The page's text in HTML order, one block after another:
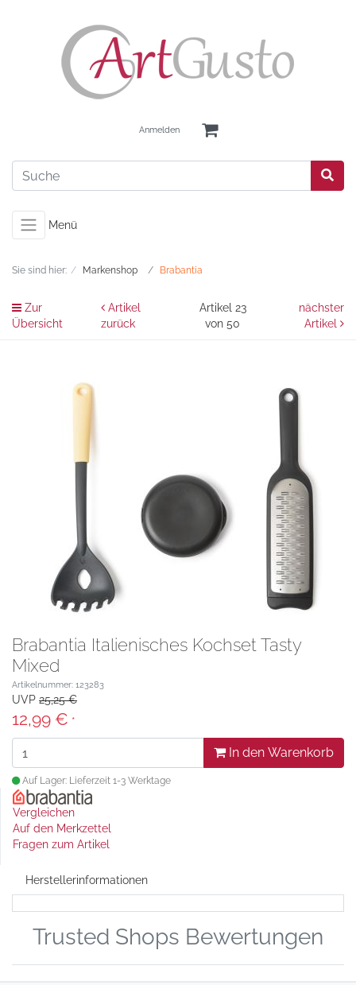
Anmelden
Menü
Sie sind hier: Markenshop Brabantia
Zur
Übersicht
Artikel
zurück
Artikel 23
von 50
nächster
Artikel
Brabantia Italienisches Kochset Tasty
Mixed
Artikelnummer: 123283
UVP 25,25 €
12,99 € *
In den Warenkorb
Auf Lager: Lieferzeit 1-3 Werktage
Vergleichen
Auf den Merkzettel
Fragen zum Artikel
Herstellerinformationen
Trusted Shops Bewertungen